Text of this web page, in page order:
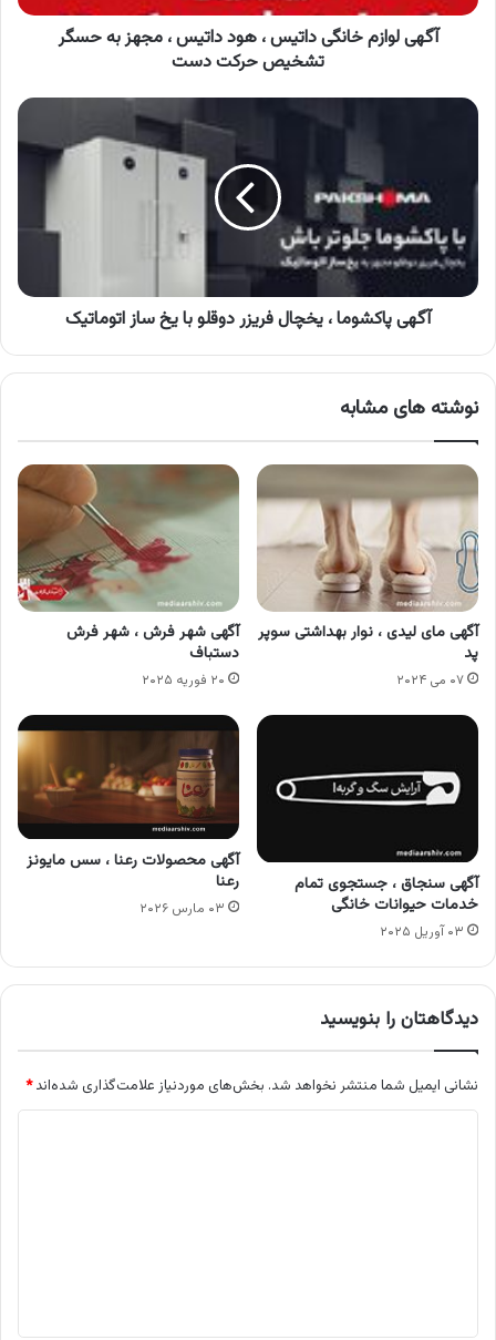
مجهز
حرکت
آگهی لوازم خانگی داتیس ، هود داتیس ، مجهز به حسگر
تشخیص حرکت دست
آگهی
یخچال
دوقلو
با
یخ
ساز
اتوماتیکآگهی پاکشوما ، یخچال فریزر دوقلو با یخ ساز اتوماتیک
نوشته های مشابه
آگهی مای لیدی ، نوار بهداشتی سوپر
پد
۰۷ می ۲۰۲۴
آگهی شهر فرش ، شهر فرش
دستباف
۲۰ فوریه ۲۰۲۵
آگهی سنجاق ، جستجوی تمام
خدمات حیوانات خانگی
۰۳ آوریل ۲۰۲۵
آگهی محصولات رعنا ، سس مایونز
رعنا
۰۳ مارس ۲۰۲۶
دیدگاهتان را بنویسید
نشانی ایمیل شما منتشر نخواهد شد. بخش‌های موردنیاز علامت‌گذاری شده‌اند*